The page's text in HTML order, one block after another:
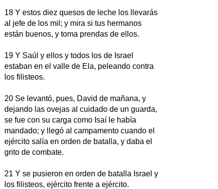
18 Y estos diez quesos de leche los llevarás
al jefe de los mil; y mira si tus hermanos
están buenos, y toma prendas de ellos.
19 Y Saúl y ellos y todos los de Israel
estaban en el valle de Ela, peleando contra
los filisteos.
20 Se levantó, pues, David de mañana, y
dejando las ovejas al cuidado de un guarda,
se fue con su carga como Isaí le había
mandado; y llegó al campamento cuando el
ejército salía en orden de batalla, y daba el
grito de combate.
21 Y se pusieron en orden de batalla Israel y
los filisteos, ejército frente a ejército.